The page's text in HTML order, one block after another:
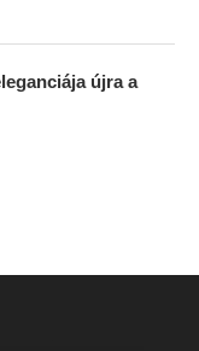
újra a